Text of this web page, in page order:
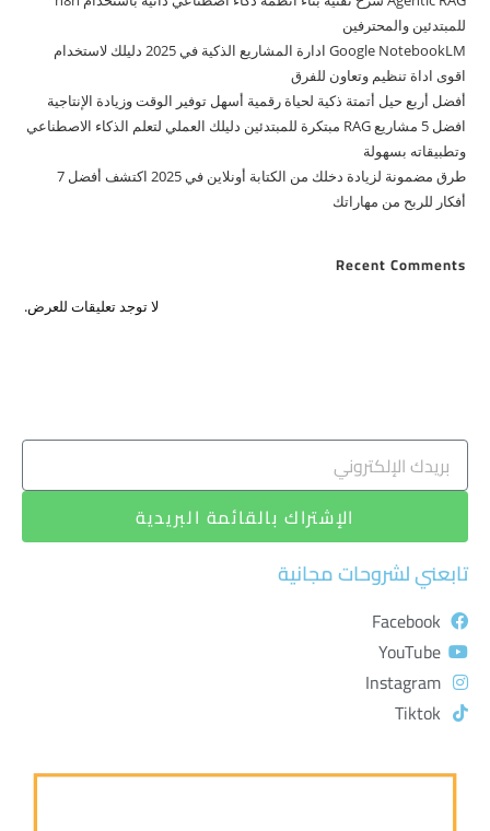
للمبتدئين والمحترفين
Google NotebookLM ادارة المشاريع الذكية في 2025 دليلك لاستخدام
اقوى اداة تنظيم وتعاون للفرق
أفضل أربع حيل أتمتة ذكية لحياة رقمية أسهل توفير الوقت وزيادة الإنتاجية
افضل 5 مشاريع RAG مبتكرة للمبتدئين دليلك العملي لتعلم الذكاء الاصطناعي
وتطبيقاته بسهولة
طرق مضمونة لزيادة دخلك من الكتابة أونلاين في 2025 اكتشف أفضل 7
أفكار للربح من مهاراتك
Recent Comments
لا توجد تعليقات للعرض.
الإشتراك بالقائمة البريدية
تابعني لشروحات مجانية
Facebook
YouTube
Instagram
Tiktok